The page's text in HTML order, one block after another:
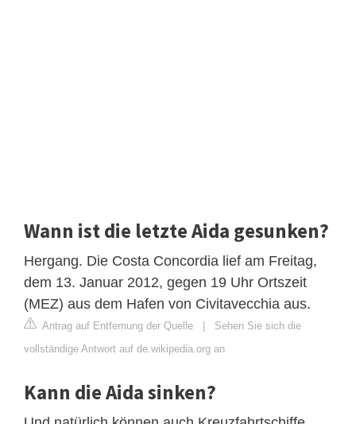
Wann ist die letzte Aida gesunken?
Hergang. Die Costa Concordia lief am Freitag,
dem 13. Januar 2012, gegen 19 Uhr Ortszeit
(MEZ) aus dem Hafen von Civitavecchia aus.
Antrag auf Entfernung der Quelle | Sehen Sie sich die
vollständige Antwort auf de.wikipedia.org an
Kann die Aida sinken?